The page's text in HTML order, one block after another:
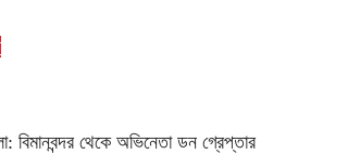
বিমানবন্দর থেকে অভিনেতা ডন গ্রেপ্তার